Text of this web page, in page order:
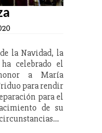
la Navidad, la
celebrado el
a María
para rendir
para el
de su